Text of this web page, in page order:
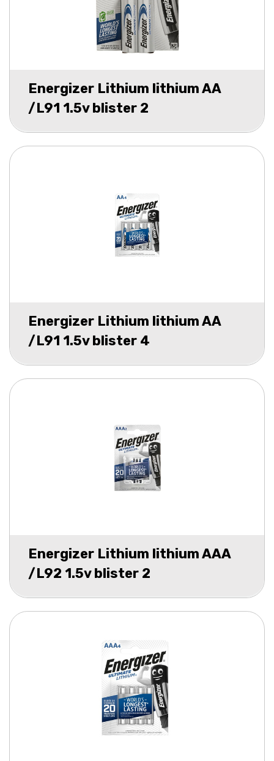
Energizer Lithium lithium AA
/L91 1.5v blister 2
Energizer Lithium lithium AA
/L91 1.5v blister 4
Energizer Lithium lithium AAA
/L92 1.5v blister 2